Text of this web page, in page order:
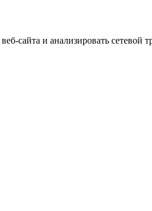
сайта и анализировать сетевой